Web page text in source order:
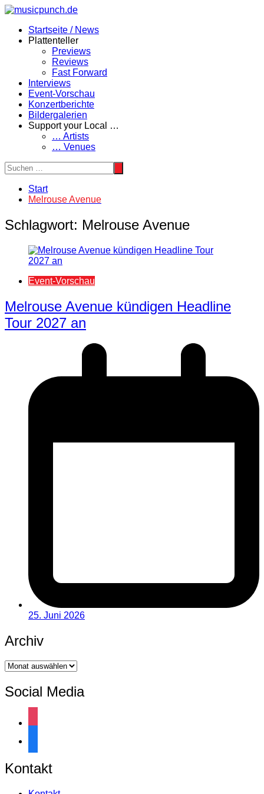
Zum
springenStartseite / News
Plattenteller
Previews
Reviews
Fast Forward
Interviews
Event-Vorschau
Konzertberichte
Bildergalerien
Support your Local …
… Artists
… Venues
Start
Melrouse Avenue
Schlagwort: Melrouse Avenue
Event-Vorschau
Melrouse Avenue kündigen Headline
Tour 2027 an
25. Juni 2026
Archiv
Archiv
Social Media
Kontakt